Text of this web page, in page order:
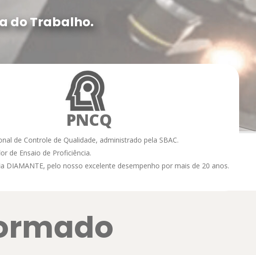
do Trabalho.
PNCQ
de Controle de Qualidade, administrado pela SBAC.
de Ensaio de Proficiência.
DIAMANTE, pelo nosso excelente desempenho por mais de 20 anos.